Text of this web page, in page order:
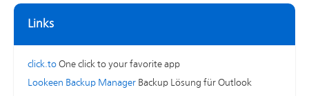
Links
click.to One click to your favorite app
Lookeen Backup Manager Backup Lösung für Outlook